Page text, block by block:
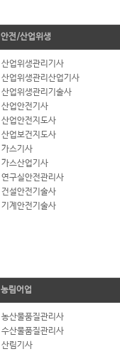
안전/산업위생
산업위생관리기사
산업위생관리산업기사
산업위생관리기술사
산업안전기사
산업안전지도사
산업보건지도사
가스기사
가스산업기사
연구실안전관리사
건설안전기술사
기계안전기술사
농림어업
농산물품질관리사
수산물품질관리사
산림기사